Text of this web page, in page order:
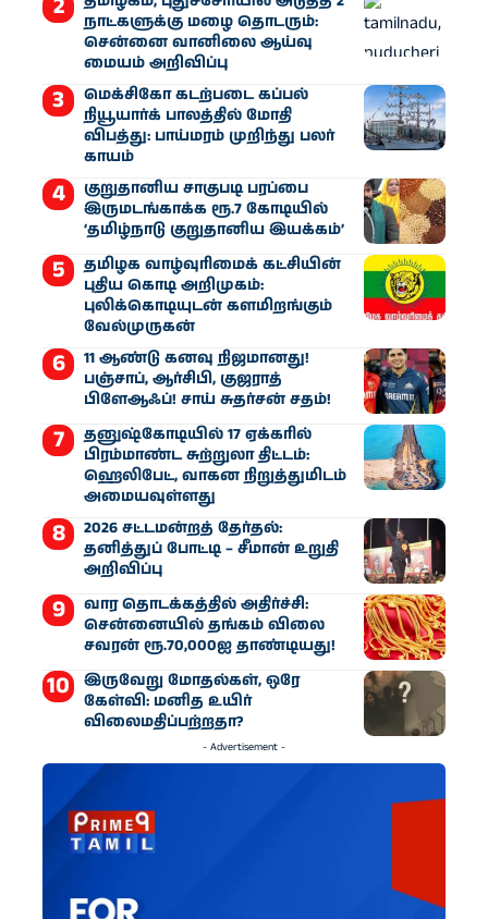
நாட்களுக்கு மழை தொடரும்:
சென்னை வானிலை ஆய்வு
மையம் அறிவிப்பு
மெக்சிகோ கடற்படை கப்பல்
நியூயார்க் பாலத்தில் மோதி
விபத்து: பாய்மரம் முறிந்து பலர்
காயம்
குறுதானிய சாகுபடி பரப்பை
இருமடங்காக்க ரூ.7 கோடியில்
‘தமிழ்நாடு குறுதானிய இயக்கம்’
தமிழக வாழ்வுரிமைக் கட்சியின்
புதிய கொடி அறிமுகம்:
புலிக்கொடியுடன் களமிறங்கும்
வேல்முருகன்
11 ஆண்டு கனவு நிஜமானது!
பஞ்சாப், ஆர்சிபி, குஜராத்
பிளேஆஃப்! சாய் சுதர்சன் சதம்!
தனுஷ்கோடியில் 17 ஏக்கரில்
பிரம்மாண்ட சுற்றுலா திட்டம்:
ஹெலிபேட், வாகன நிறுத்துமிடம்
அமையவுள்ளது
2026 சட்டமன்றத் தேர்தல்:
தனித்துப் போட்டி – சீமான் உறுதி
அறிவிப்பு
வார தொடக்கத்தில் அதிர்ச்சி:
சென்னையில் தங்கம் விலை
சவரன் ரூ.70,000ஐ தாண்டியது!
இருவேறு மோதல்கள், ஒரே
கேள்வி: மனித உயிர்
விலைமதிப்பற்றதா?
- Advertisement -